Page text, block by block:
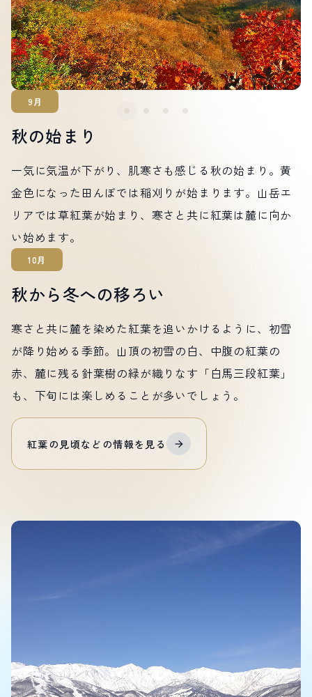
9月
秋の始まり
一気に気温が下がり、肌寒さも感じる秋の始まり。黄
金色になった田んぼでは稲刈りが始まります。山岳エ
リアでは草紅葉が始まり、寒さと共に紅葉は麓に向か
い始めます。
10月
秋から冬への移ろい
寒さと共に麓を染めた紅葉を追いかけるように、初雪
が降り始める季節。山頂の初雪の白、中腹の紅葉の
赤、麓に残る針葉樹の緑が織りなす「白馬三段紅葉」
も、下旬には楽しめることが多いでしょう。
紅葉の 見頃などの情報を 見る